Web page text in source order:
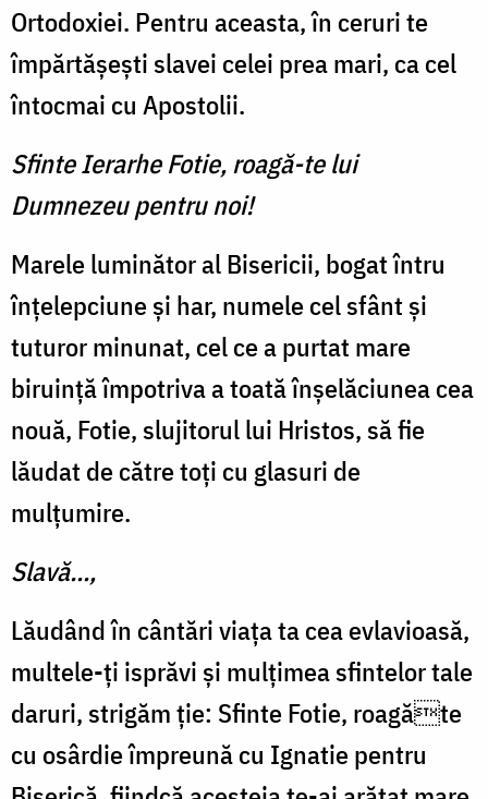
Ortodoxiei. Pentru aceasta, în ceruri te
împărtășești slavei celei prea mari, ca cel
întocmai cu Apostolii.
Sfinte Ierarhe Fotie, roagă-te lui
Dumnezeu pentru noi!
Marele luminător al Bisericii, bogat întru
înțelepciune și har, numele cel sfânt și
tuturor minunat, cel ce a purtat mare
biruință împotriva a toată înșelăciunea cea
nouă, Fotie, slujitorul lui Hristos, să fie
lăudat de către toți cu glasuri de
mulțumire.
Slavă...,
Lăudând în cântări viața ta cea evlavioasă,
multele-ți isprăvi și mulțimea sfintelor tale
daruri, strigăm ție: Sfinte Fotie, roagăte
cu osârdie împreună cu Ignatie pentru